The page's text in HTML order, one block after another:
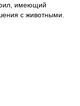
имеющий
с животными.